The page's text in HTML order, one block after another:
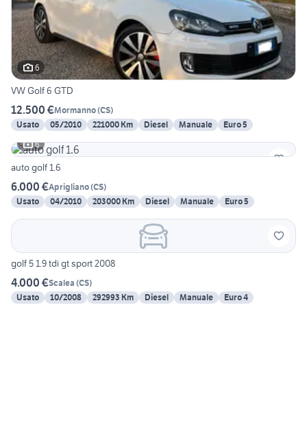
6
VW Golf 6 GTD
12.500 €Mormanno(CS)
Usato
05/2010 221000 Km Diesel Manuale
Euro 5
6
auto golf 1.6
6.000 €Aprigliano(CS)
Usato
04/2010 203000 Km Diesel Manuale Euro 5
golf 5 1.9 tdi gt sport 2008
4.000 €Scalea (CS)
Usato
10/2008 292993 Km Diesel Manuale Euro 4